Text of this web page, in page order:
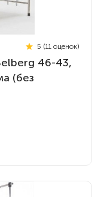
5 (11 оценок)
46-43,
(без